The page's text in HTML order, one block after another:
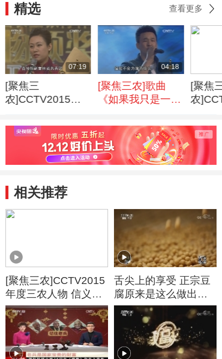
精选 查看更多
07:19
[聚焦三
农]CCTV2015年
芳 徐长林 吴迪 张
扬
04:18
[聚焦三农]歌曲
《如果我只是一棵
[聚焦
农
少年
相关推荐
[聚焦三农]CCTV2015
年度三农人物 信义少
年 叶石云
舌尖上的享受 正宗豆
腐原来是这么做出来
的